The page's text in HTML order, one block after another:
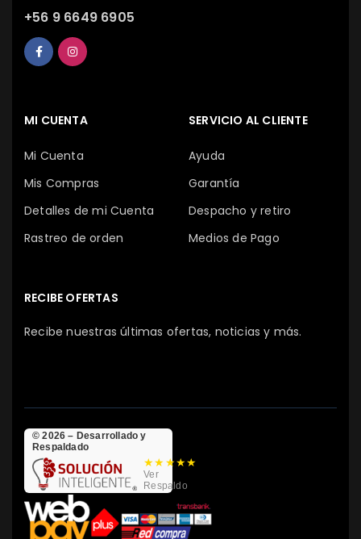
+56 9 6649 6905
MI CUENTA
Mi Cuenta
Mis Compras
Detalles de mi Cuenta
Rastreo de orden
SERVICIO AL CLIENTE
Ayuda
Garantía
Despacho y retiro
Medios de Pago
RECIBE OFERTAS
Recibe nuestras últimas ofertas, noticias y más.
© 2026 – Desarrollado y
Respaldado
★★★★★
Ver
Respaldo